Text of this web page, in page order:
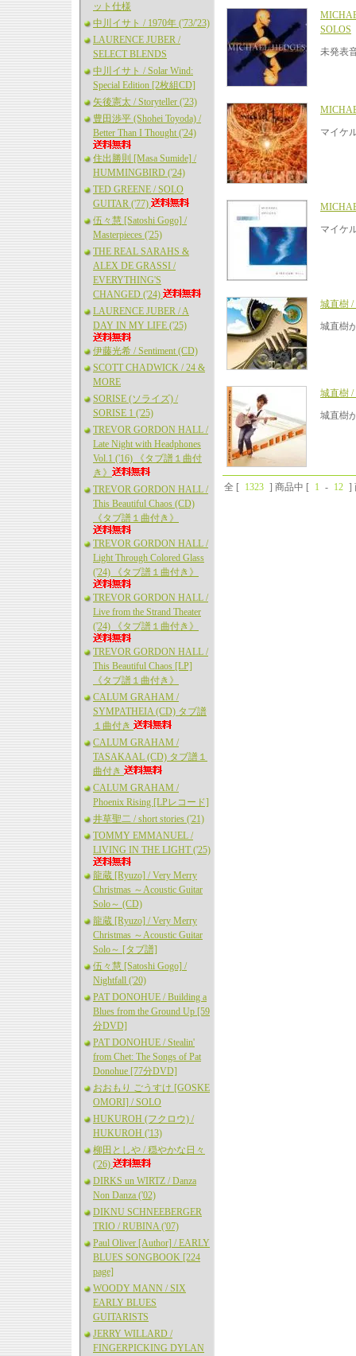
ット仕様
中川イサト / 1970年 ('73/'23)
LAURENCE JUBER /
SELECT BLENDS
中川イサト / Solar Wind:
Special Edition [2枚組CD]
矢後憲太 / Storyteller ('23)
豊田渉平 (Shohei Toyoda) /
Better Than I Thought ('24)
住出勝則 [Masa Sumide] /
HUMMINGBIRD ('24)
TED GREENE / SOLO
GUITAR ('77)
伍々慧 [Satoshi Gogo] /
Masterpieces ('25)
THE REAL SARAHS &
ALEX DE GRASSI /
EVERYTHING'S
CHANGED ('24)
LAURENCE JUBER / A
DAY IN MY LIFE ('25)
伊藤光希 / Sentiment (CD)
SCOTT CHADWICK / 24 &
MORE
SORISE (ソライズ) /
SORISE 1 ('25)
TREVOR GORDON HALL /
Late Night with Headphones
Vol.1 ('16) 《タブ譜１曲付
き》
TREVOR GORDON HALL /
This Beautiful Chaos (CD)
《タブ譜１曲付き》
TREVOR GORDON HALL /
Light Through Colored Glass
('24) 《タブ譜１曲付き》
TREVOR GORDON HALL /
Live from the Strand Theater
('24) 《タブ譜１曲付き》
TREVOR GORDON HALL /
This Beautiful Chaos [LP]
《タブ譜１曲付き》
CALUM GRAHAM /
SYMPATHEIA (CD) タブ譜
１曲付き
CALUM GRAHAM /
TASAKAAL (CD) タブ譜１
曲付き
CALUM GRAHAM /
Phoenix Rising [LPレコード]
井草聖二 / short stories ('21)
TOMMY EMMANUEL /
LIVING IN THE LIGHT ('25)
龍蔵 [Ryuzo] / Very Merry
Christmas ～Acoustic Guitar
Solo～ (CD)
龍蔵 [Ryuzo] / Very Merry
Christmas ～Acoustic Guitar
Solo～ [タブ譜]
伍々慧 [Satoshi Gogo] /
Nightfall ('20)
PAT DONOHUE / Building a
Blues from the Ground Up [59
分DVD]
PAT DONOHUE / Stealin'
from Chet: The Songs of Pat
Donohue [77分DVD]
おおもり ごうすけ [GOSKE
OMORI] / SOLO
HUKUROH (フクロウ) /
HUKUROH ('13)
柳田としや / 穏やかな日々
('26)
DIRKS un WIRTZ / Danza
Non Danza ('02)
DIKNU SCHNEEBERGER
TRIO / RUBINA ('07)
Paul Oliver [Author] / EARLY
BLUES SONGBOOK [224
page]
WOODY MANN / SIX
EARLY BLUES
GUITARISTS
JERRY WILLARD /
FINGERPICKING DYLAN
SOLOS
未発表
マイケ
マイケ
城直樹 /
城直樹
城直樹 /
城直樹
全 [ 1323 ] 商品中 [ 1 - 12 ]